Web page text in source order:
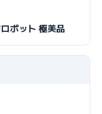
ボット 極美品